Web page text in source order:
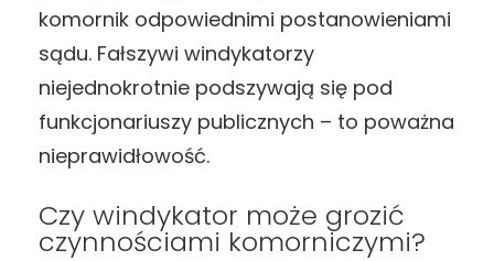
komornik odpowiednimi postanowieniami
sądu. Fałszywi windykatorzy
niejednokrotnie podszywają się pod
funkcjonariuszy publicznych – to poważna
nieprawidłowość.
Czy windykator może grozić
czynnościami komorniczymi?